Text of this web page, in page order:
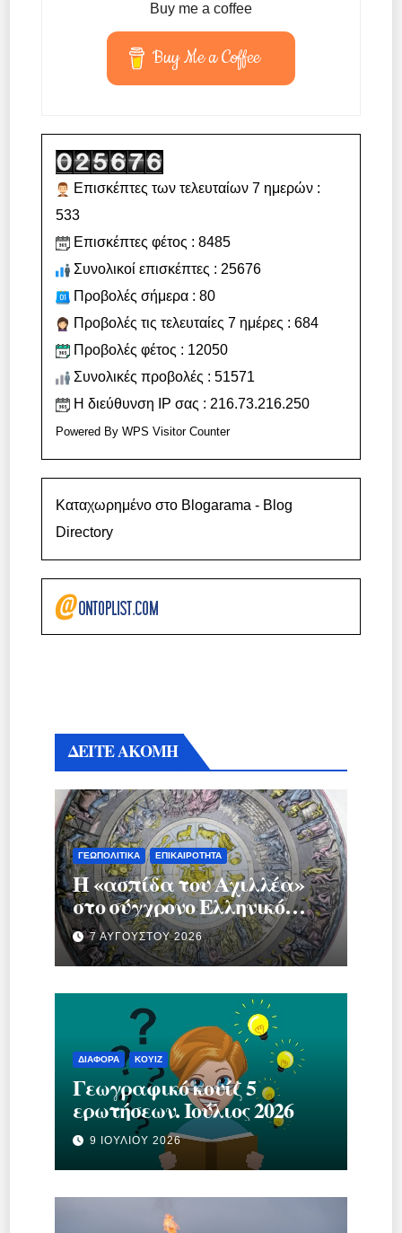
Buy me a coffee
Buy Me a Coffee
Επισκέπτες των τελευταίων 7 ημερών :
533
Επισκέπτες φέτος : 8485
Συνολικοί επισκέπτες : 25676
Προβολές σήμερα : 80
Προβολές τις τελευταίες 7 ημέρες : 684
Προβολές φέτος : 12050
Συνολικές προβολές : 51571
Η διεύθυνση IP σας : 216.73.216.250
Powered ByWPS Visitor Counter
Καταχωρημένο στο Blogarama - Blog
Directory
ΔΕΙΤΕ ΑΚΟΜΗ
ΓΕΩΠΟΛΙΤΙΚΆ ΕΠΙΚΑΙΡΌΤΗΤΑ
Η «ασπίδα του Αχιλλέα»
στο σύγχρονο Ελληνικό
κράτος.
7 ΑΥΓΟΎΣΤΟΥ 2026
ΔΙΆΦΟΡΑ ΚΟΥΊΖ
Γεωγραφικό κουίζ 5
ερωτήσεων. Ιούλιος 2026
9 ΙΟΥΛΊΟΥ 2026